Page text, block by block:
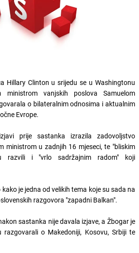
Hillary Clinton u srijedu se u Washingtonu
ministrom vanjskih poslova Samuelom
o bilateralnim odnosima i aktualnim
Evrope.
prije sastanka izrazila zadovoljstvo
ministrom u zadnjih 16 mjeseci, te "bliskim
razvili i "vrlo sadržajnim radom" koji
je jedna od velikih tema koje su sada na
razgovora "zapadni Balkan".
sastanka nije davala izjave, a Žbogar je
o Makedoniji, Kosovu, Srbiji te